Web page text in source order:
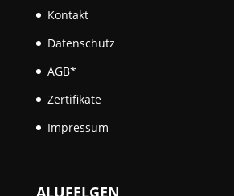
Kontakt
Datenschutz
AGB*
Zertifikate
Impressum